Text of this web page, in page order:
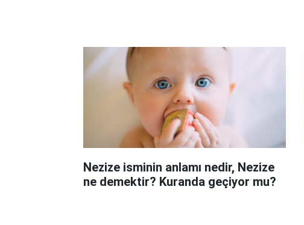
Nezize isminin anlamı nedir, Nezize
ne demektir? Kuranda geçiyor mu?